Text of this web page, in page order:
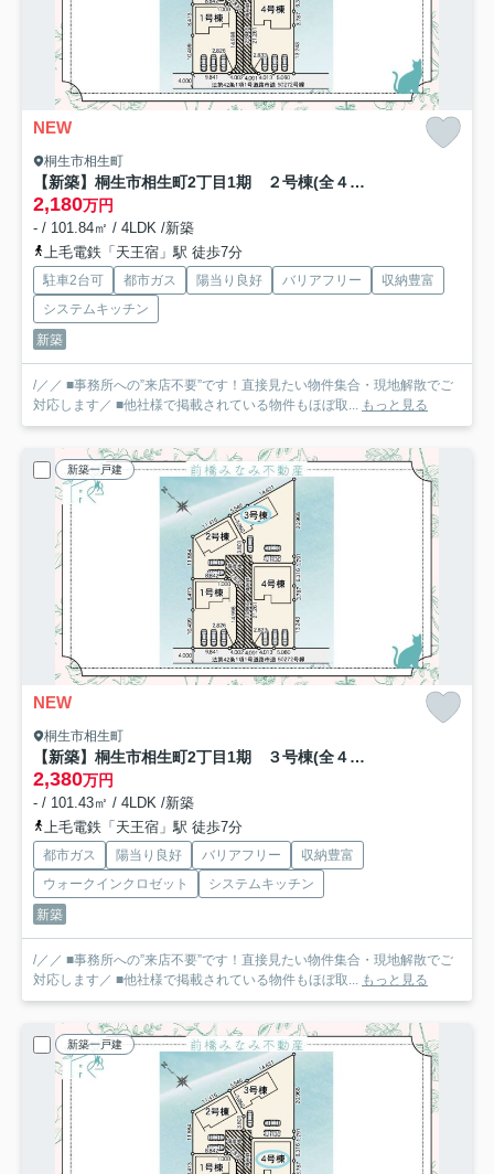
NEW
桐生市相生町
【新築】桐生市相生町2丁目1期 ２号棟(全４棟) リナージュ 新築建売分譲
2,180万円
- / 101.84㎡ / 4LDK /新築
上毛電鉄「天王宿」駅 徒歩7分
駐車2台可 都市ガス 陽当り良好 バリアフリー
収納豊富
システムキッチン
新築
/／／ ■事務所への”来店不要”です！直接見たい物件集合・現地解散でご
対応します／ ■他社様で掲載されている物件もほぼ取... もっと見る
新築一戸建
NEW
桐生市相生町
【新築】桐生市相生町2丁目1期 ３号棟(全４棟) リナージュ 新築建売分譲
2,380万円
- / 101.43㎡ / 4LDK /新築
上毛電鉄「天王宿」駅 徒歩7分
都市ガス 陽当り良好 バリアフリー
収納豊富
ウォークインクロゼット
システムキッチン
新築
/／／ ■事務所への”来店不要”です！直接見たい物件集合・現地解散でご
対応します／ ■他社様で掲載されている物件もほぼ取... もっと見る
新築一戸建